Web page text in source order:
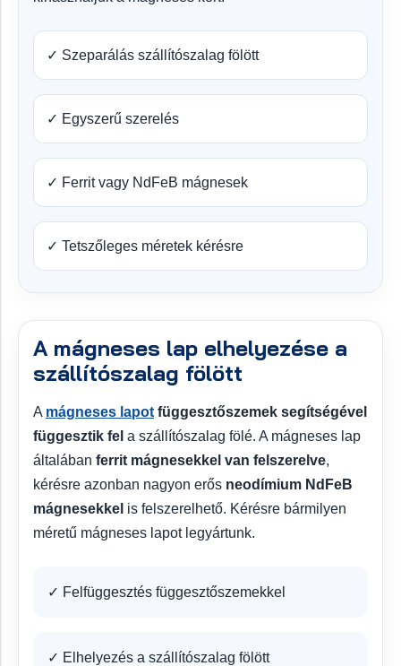
✓ Szeparálás szállítószalag fölött
✓ Egyszerű szerelés
✓ Ferrit vagy NdFeB mágnesek
✓ Tetszőleges méretek kérésre
A mágneses lap elhelyezése a
szállítószalag fölött
A mágneses lapot függesztőszemek segítségével
függesztik fel a szállítószalag fölé. A mágneses lap
általában ferrit mágnesekkel van felszerelve,
kérésre azonban nagyon erős neodímium NdFeB
mágnesekkel is felszerelhető. Kérésre bármilyen
méretű mágneses lapot legyártunk.
✓ Felfüggesztés függesztőszemekkel
✓ Elhelyezés a szállítószalag fölött